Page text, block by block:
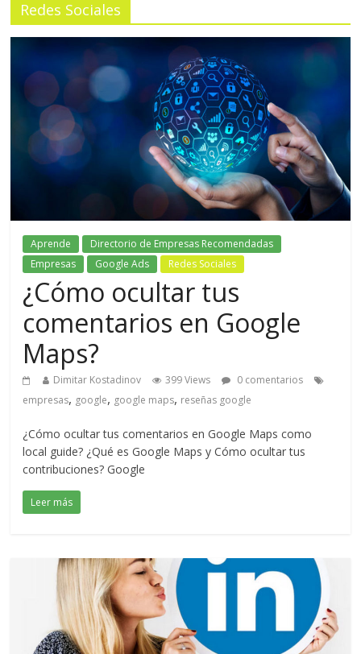
Redes Sociales
Aprende
Directorio de Empresas Recomendadas
Empresas
Google Ads Redes Sociales
¿Cómo ocultar tus
comentarios en Google
Maps?
Dimitar Kostadinov 399 Views
0 comentarios
empresas, google, google maps, reseñas google
¿Cómo ocultar tus comentarios en Google Maps como
local guide? ¿Qué es Google Maps y Cómo ocultar tus
contribuciones? Google
Leer más